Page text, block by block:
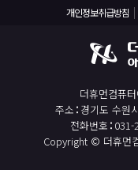
개인정보취급방침
더휴먼컴퓨
주소 경기도 수원
전화번호 031-
Copyright © 더휴먼
직업상담사 2급 (필기+실기) 자
일러스트 자격증 취득과정(GTQi
전산회계 1급 / FAT 1급 자격증